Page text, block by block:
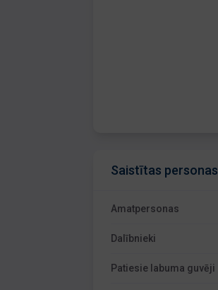
Saistītas personas
Amatpersonas
Dalībnieki
Patiesie labuma guvēji